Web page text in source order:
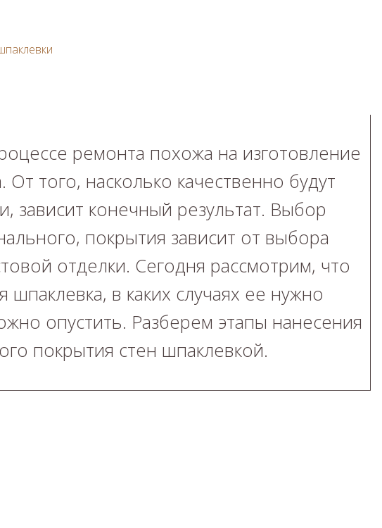
ремонта похожа на изготовление
От того, насколько качественно будут
зависит конечный результат. Выбор
покрытия зависит от выбора
отделки. Сегодня рассмотрим, что
в каких случаях ее нужно
опустить. Разберем этапы нанесения
покрытия стен шпаклевкой.